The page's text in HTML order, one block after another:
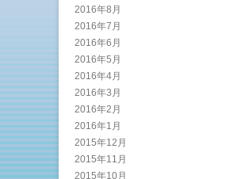
2016年8月
2016年7月
2016年6月
2016年5月
2016年4月
2016年3月
2016年2月
2016年1月
2015年12月
2015年11月
2015年10月